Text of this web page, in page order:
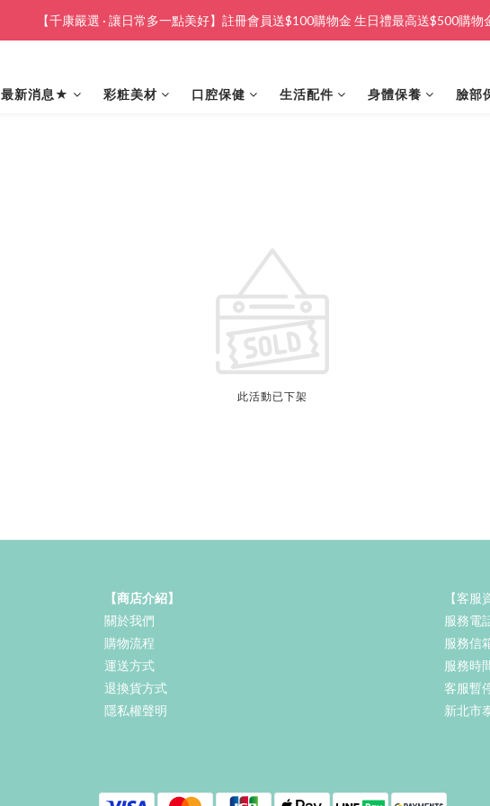
【千康嚴選 · 讓日常多一點美好】註冊會員送$100購物金 生日禮最高送$500購物
最新消息★ 彩粧美材 口腔保健 生活配件 身體保養 臉部
此活動已下架
【商店介紹】
關於我們
購物流程
運送方式
退換貨方式
隱私權聲明
【客服
服務電
服務信
服務時
客服暫
新北市